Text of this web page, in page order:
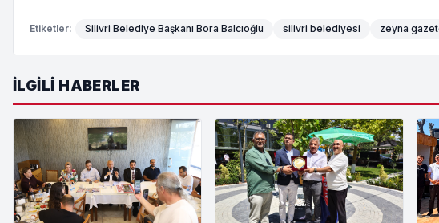
Etiketler: Silivri Belediye Başkanı Bora Balcıoğlu silivri belediyesi zeyna
İLGILI HABERLER